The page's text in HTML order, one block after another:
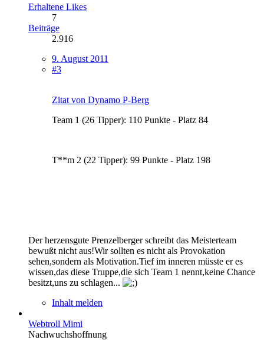
Erhaltene Likes
7
Beiträge
2.916
9. August 2011
#3
Zitat von Dynamo P-Berg
Team 1 (26 Tipper): 110 Punkte - Platz 84
T**m 2 (22 Tipper): 99 Punkte - Platz 198
Der herzensgute Prenzelberger schreibt das Meisterteam
bewußt nicht aus!Wir sollten es nicht als Provokation
sehen,sondern als Motivation.Tief im inneren müsste er es
wissen,das diese Truppe,die sich Team 1 nennt,keine Chance
besitzt,uns zu schlagen...
Inhalt melden
Webtroll Mimi
Nachwuchshoffnung